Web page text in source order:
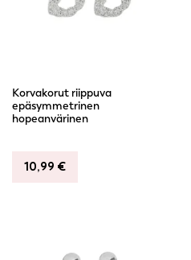
Korvakorut riippuva
epäsymmetrinen
hopeanvärinen
10,99 €